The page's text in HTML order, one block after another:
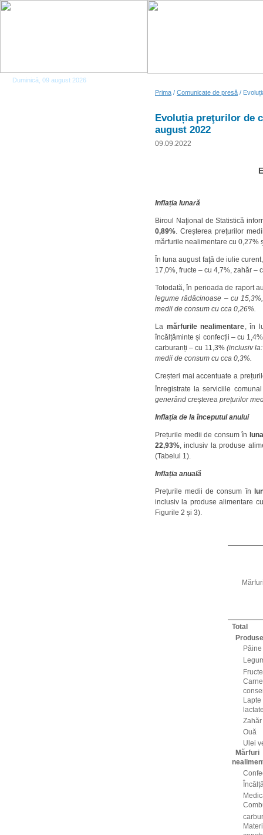
Duminică, 09 august 2026
Prima / Comunicate de presă /
Evoluția preţurilor de
august 2022
09.09.2022
Inflația lunară
Biroul Naţional de Statistică
0,89% . Creșterea preţurilor
mărfurile nealimentare cu 0,27%
În luna august faţă de iulie
17,0%, fructe – cu 4,7%, zahăr –
Totodată, în perioada de raport
legume rădăcinoase – cu
medii de consum cu cca 0,26%.
La mărfurile nealimentare , în
încălțăminte și confecții – cu
carburanți – cu 11,3% (inclusiv
medii de consum cu cca 0,3%.
Creșteri mai accentuate a
înregistrate la serviciile
generând creșterea prețurilor
Inflația de la începutul anului
Prețurile medii de consum în
22,93% , inclusiv la produse
(Tabelul 1).
Inflația anuală
Prețurile medii de consum în
inclusiv la produse alimentare
Figurile 2 și 3).
Total
Pâine
Fructe
Zahăr
Ouă
Ulei
Mărfuri